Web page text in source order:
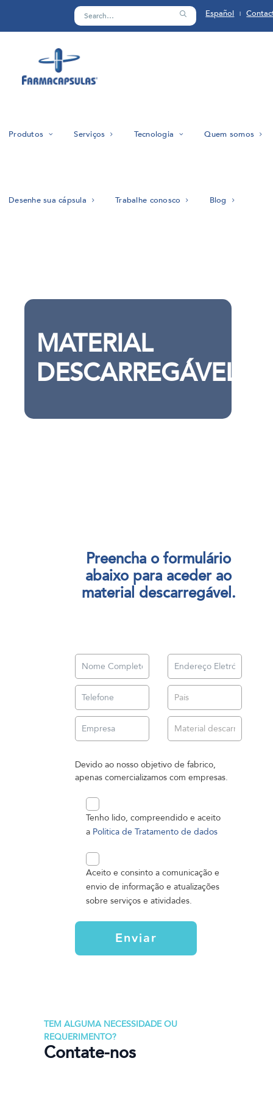
Español |
Produtos Serviços Tecnologia Quem somos
Desenhe sua cápsula Trabalhe conosco Blog
MATERIAL
DESCARREGÁVEL
Preencha o formulário
abaixo para aceder ao
material descarregável.
Devido ao nosso objetivo de fabrico,
apenas comercializamos com empresas.
Tenho lido, compreendido e aceito
a Política de Tratamento de dados
Aceito e consinto a comunicação e
envio de informação e atualizações
sobre serviços e atividades.
Enviar
TEM ALGUMA NECESSIDADE OU
REQUERIMENTO?
Contate-nos